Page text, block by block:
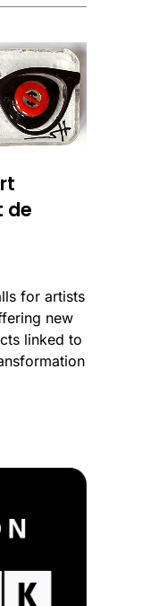
de
for artists
new
linked to